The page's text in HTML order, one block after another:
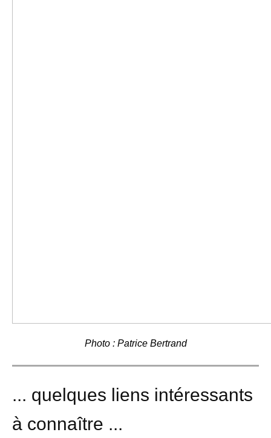
Photo : Patrice Bertrand
... quelques liens intéressants
à connaître ...